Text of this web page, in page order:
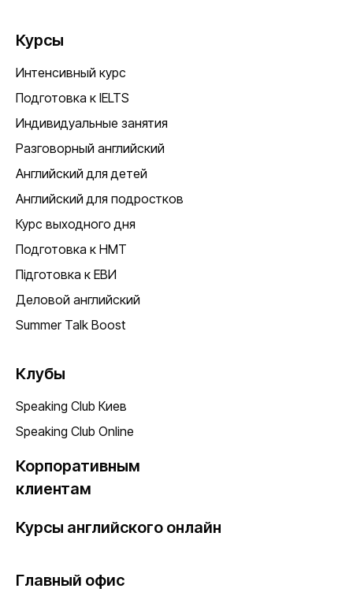
Курсы
Интенсивный курс
Подготовка к IELTS
Индивидуальные занятия
Разговорный английский
Английский для детей
Английский для подростков
Курс выходного дня
Подготовка к НМТ
Підготовка к ЕВИ
Деловой английский
Summer Talk Boost
Клубы
Speaking Club Киев
Speaking Club Online
Корпоративным
клиентам
Курсы английского онлайн
Главный офис